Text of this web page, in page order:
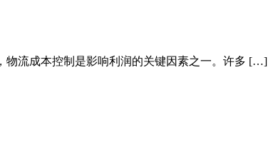
物流成本控制是影响利润的关键因素之一。许多 […]